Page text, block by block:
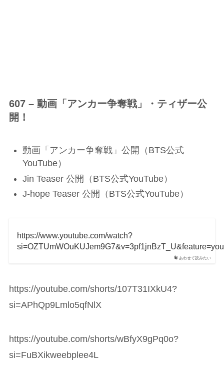
607 – 動画「アンカー争奪戦」・ティザー公
開！
動画「アンカー争奪戦」公開（BTS公式
YouTube）
Jin Teaser 公開（BTS公式YouTube）
J-hope Teaser 公開（BTS公式YouTube）
あわせて読みたい
https://www.youtube.com/watch?
https://youtube.com/shorts/107T31IXkU4?
si=APhQp9Lmlo5qfNlX
https://youtube.com/shorts/wBfyX9gPq0o?
si=FuBXikweebplee4L